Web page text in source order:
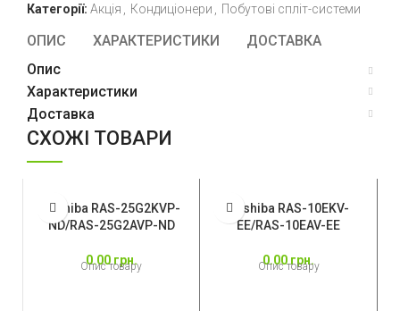
Категорії: Акція Кондиціонери Побутові спліт-системи
ОПИС ХАРАКТЕРИСТИКИ
ДОСТАВКА
Опис
Характеристики
Доставка
СХОЖІ ТОВАРИ
Toshiba RAS-25G2KVP-
ND/RAS-25G2AVP-ND
0.00 грн.
Опис товару
Toshiba RAS-10EKV-
EE/RAS-10EAV-EE
0.00 грн.
Опис товару